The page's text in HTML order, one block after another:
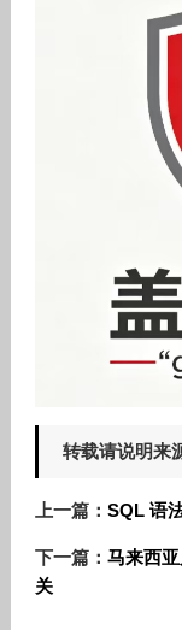
转载请说明来
上一篇： SQL 语
下一篇： 马来西
关